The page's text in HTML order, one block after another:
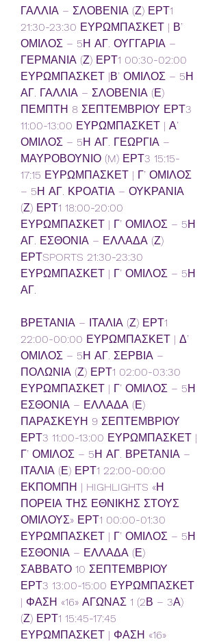
ΓΑΛΛΙΑ – ΣΛΟΒΕΝΙΑ (Ζ) ΕΡΤ1
21:30-23:30 ΕΥΡΩΜΠΑΣΚΕΤ | Β’
ΟΜΙΛΟΣ – 5Η ΑΓ. ΟΥΓΓΑΡΙΑ –
ΓΕΡΜΑΝΙΑ (Ζ) ΕΡΤ1 00:30-02:00
ΕΥΡΩΜΠΑΣΚΕΤ |Β’ ΟΜΙΛΟΣ – 5Η
ΑΓ. ΓΑΛΛΙΑ – ΣΛΟΒΕΝΙΑ (Ε)
ΠΕΜΠΤΗ 8 ΣΕΠΤΕΜΒΡΙΟΥ ΕΡΤ3
11:00-13:00 ΕΥΡΩΜΠΑΣΚΕΤ | Α’
ΟΜΙΛΟΣ – 5Η ΑΓ. ΓΕΩΡΓΙΑ –
ΜΑΥΡΟΒΟΥΝΙΟ (M) ΕΡΤ3 15:15-
17:15 ΕΥΡΩΜΠΑΣΚΕΤ | Γ’ ΟΜΙΛΟΣ
– 5Η ΑΓ. ΚΡΟΑΤΙΑ – ΟΥΚΡΑΝΙΑ
(Ζ) ΕΡΤ1 18:00-20:00
ΕΥΡΩΜΠΑΣΚΕΤ | Γ’ ΟΜΙΛΟΣ – 5Η
ΑΓ. ΕΣΘΟΝΙΑ – ΕΛΛΑΔΑ (Ζ)
ΕΡΤSPORTS 21:30-23:30
ΕΥΡΩΜΠΑΣΚΕΤ | Γ’ ΟΜΙΛΟΣ – 5Η
ΑΓ.
ΒΡΕΤΑΝΙΑ – ΙΤΑΛΙΑ (Ζ) ΕΡΤ1
22:00-00:00 ΕΥΡΩΜΠΑΣΚΕΤ | Δ’
ΟΜΙΛΟΣ – 5Η ΑΓ. ΣΕΡΒΙΑ –
ΠΟΛΩΝΙΑ (Ζ) ΕΡΤ1 02:00-03:30
ΕΥΡΩΜΠΑΣΚΕΤ | Γ’ ΟΜΙΛΟΣ – 5Η
ΕΣΘΟΝΙΑ – ΕΛΛΑΔΑ (Ε)
ΠΑΡΑΣΚΕΥΗ 9 ΣΕΠΤΕΜΒΡΙΟΥ
ΕΡΤ3 11:00-13:00 ΕΥΡΩΜΠΑΣΚΕΤ |
Γ’ ΟΜΙΛΟΣ – 5Η ΑΓ. ΒΡΕΤΑΝΙΑ –
ΙΤΑΛΙΑ (Ε) ΕΡΤ1 22:00-00:00
ΕΚΠΟΜΠΗ | HIGHLIGHTS «Η
ΠΟΡΕΙΑ ΤΗΣ ΕΘΝΙΚΗΣ ΣΤΟΥΣ
ΟΜΙΛΟΥΣ» ΕΡΤ1 00:00-01:30
ΕΥΡΩΜΠΑΣΚΕΤ | Γ’ ΟΜΙΛΟΣ – 5Η
ΕΣΘΟΝΙΑ – ΕΛΛΑΔΑ (Ε)
ΣΑΒΒΑΤΟ 10 ΣΕΠΤΕΜΒΡΙΟΥ
ΕΡΤ3 13:00-15:00 ΕΥΡΩΜΠΑΣΚΕΤ
| ΦΑΣΗ «16» ΑΓΩΝΑΣ 1 (2Β – 3Α)
(Ζ) ΕΡΤ1 15:45-17:45
ΕΥΡΩΜΠΑΣΚΕΤ | ΦΑΣΗ «16»